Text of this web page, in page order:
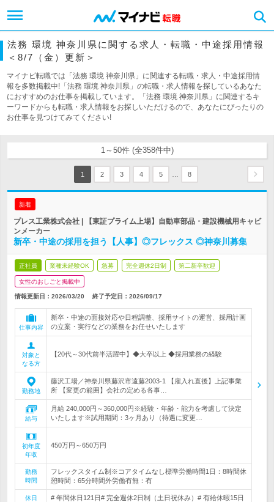
法務 環境 神奈川県に関する求人・転職・中途採用情報
＜8/7（金）更新＞
マイナビ転職では「法務 環境 神奈川県」に関連する転職・求人・中途採用情
報を多数掲載中!「法務 環境 神奈川県」の転職・求人情報を探しているあなた
におすすめのお仕事を掲載しています。「法務 環境 神奈川県」に関連するキ
ーワードからも転職・求人情報をお探しいただけるので、あなたにぴったりの
お仕事を見つけてみてください!
1～50件 (全358件中)
1 2 3 4 5 8
新着
プレス工業株式会社 | 【東証プライム上場】自動車部品・建設機械用キャビ
ンメーカー
新卒・中途の採用を担う【人事】◎フレックス ◎神奈川募集
正社員 業種未経験OK 急募 完全週休2日制 第二新卒歓迎
女性のおしごと掲載中
情報更新日：2026/03/20 終了予定日： 2026/09/17
仕事内容
新卒・中途の面接対応や日程調整、採用サイトの運営、採用計画
の立案・実行などの業務をお任せいたします
対象と
なる方
【20代～30代前半活躍中】◆大卒以上 ◆採用業務の経験
勤務地
藤沢工場／神奈川県藤沢市遠藤2003-1 【雇入れ直後】上記事業
所 【変更の範囲】会社の定める各事…
給与
月給 240,000円～360,000円※経験・年齢・能力を考慮して決定
いたします※試用期間：3ヶ月あり（待遇に変更…
初年度
年収
450万円～650万円
勤務
時間
フレックスタイム制※コアタイムなし標準労働時間1日：8時間休
憩時間：65分時間外労働有無：有
休日
# 年間休日121日# 完全週休2日制（土日祝休み）# 有給休暇15日